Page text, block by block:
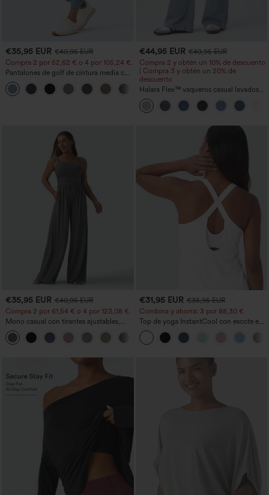
€35,95 EUR €40,95 EUR
Compra 2 por 52,62 € o 4 por 105,24 €.
Pantalones de golf de cintura media con
cordón, dobladillo curvo, secado rápido,
de corte cónico y con bolsillos - UPF40+
+2
€44,95 EUR €49,95 EUR
Compra 2 y obtén un 10% de descuento
| Compra 3 y obtén un 20% de
descuento
Halara Flex™ vaqueros casual lavados
asimétricos de tiro bajo con bolsillos
con cremallera, corte baggy y pierna
ancha
€35,95 EUR €40,95 EUR
Compra 2 por 61,54 € o 4 por 123,08 €.
Mono casual con tirantes ajustables,
fruncidos, pierna ancha, tejido jaspeado
y bolsillos - Easy Peezy
+10
€31,95 EUR €35,95 EUR
Combina y ahorra: 3 por 88,30 €
Top de yoga InstantCool con escote en
U y bajo curvado - UPF50+